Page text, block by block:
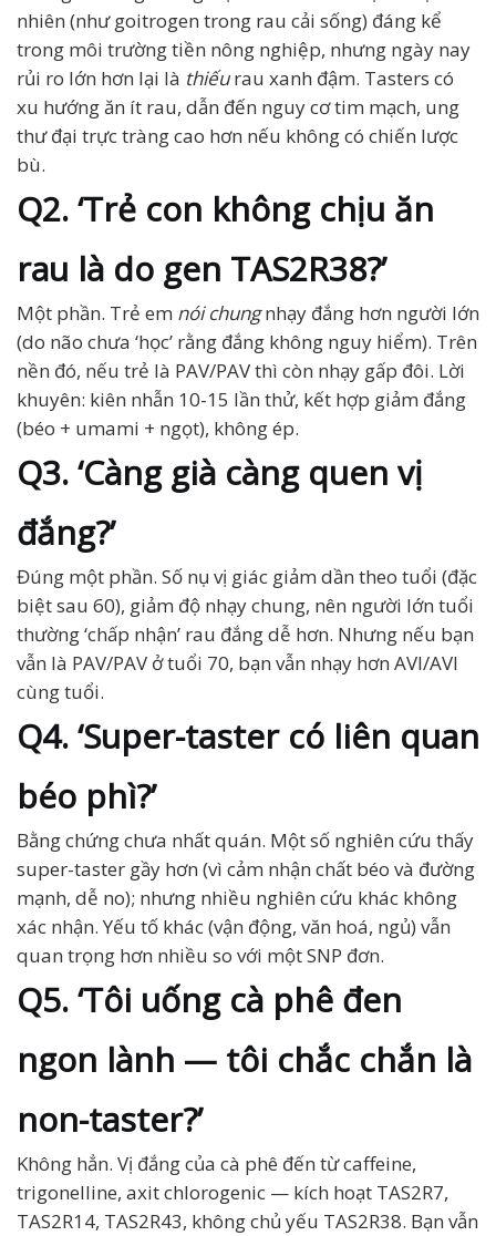
nhiên (như goitrogen trong rau cải sống) đáng kể
trong môi trường tiền nông nghiệp, nhưng ngày nay
rủi ro lớn hơn lại là thiếurau xanh đậm. Tasters có
xu hướng ăn ít rau, dẫn đến nguy cơ tim mạch, ung
thư đại trực tràng cao hơn nếu không có chiến lược
bù.
Q2. ‘Trẻ con không chịu ăn
rau là do gen TAS2R38?’
Một phần. Trẻ em nói chungnhạy đắng hơn người lớn
(do não chưa ‘học’ rằng đắng không nguy hiểm). Trên
nền đó, nếu trẻ là PAV/PAV thì còn nhạy gấp đôi. Lời
khuyên: kiên nhẫn 10-15 lần thử, kết hợp giảm đắng
(béo + umami + ngọt), không ép.
Q3. ‘Càng già càng quen vị
đắng?’
Đúng một phần. Số nụ vị giác giảm dần theo tuổi (đặc
biệt sau 60), giảm độ nhạy chung, nên người lớn tuổi
thường ‘chấp nhận’ rau đắng dễ hơn. Nhưng nếu bạn
vẫn là PAV/PAV ở tuổi 70, bạn vẫn nhạy hơn AVI/AVI
cùng tuổi.
Q4. ‘Super-taster có liên quan
béo phì?’
Bằng chứng chưa nhất quán. Một số nghiên cứu thấy
super-taster gầy hơn (vì cảm nhận chất béo và đường
mạnh, dễ no); nhưng nhiều nghiên cứu khác không
xác nhận. Yếu tố khác (vận động, văn hoá, ngủ) vẫn
quan trọng hơn nhiều so với một SNP đơn.
Q5. ‘Tôi uống cà phê đen
ngon lành — tôi chắc chắn là
non-taster?’
Không hẳn. Vị đắng của cà phê đến từ caffeine,
trigonelline, axit chlorogenic — kích hoạt TAS2R7,
TAS2R14, TAS2R43, không chủ yếu TAS2R38. Bạn vẫn